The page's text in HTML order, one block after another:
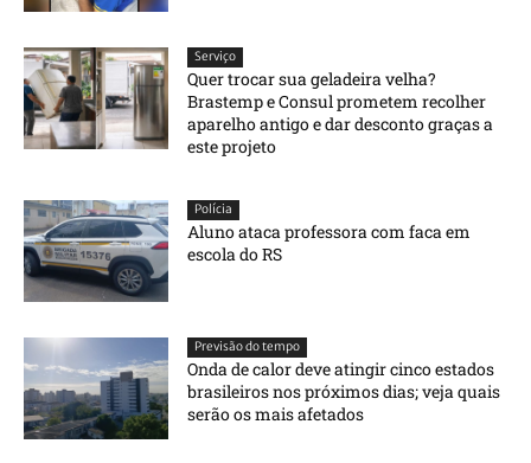
Serviço
Quer trocar sua geladeira velha?
Brastemp e Consul prometem recolher
aparelho antigo e dar desconto graças a
este projeto
Polícia
Aluno ataca professora com faca em
escola do RS
Previsão do tempo
Onda de calor deve atingir cinco estados
brasileiros nos próximos dias; veja quais
serão os mais afetados